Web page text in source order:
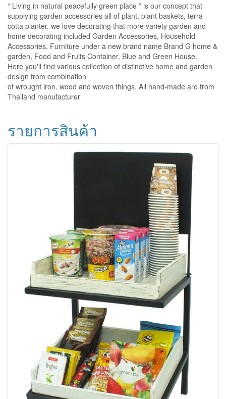
“ Living in natural peacefully green place ” is our concept that
supplying garden accessories all of plant, plant baskets, terra
cotta planter. we love decorating that more variety garden and
home decorating included Garden Accessories, Household
Accessories, Furniture under a new brand name Brand G home &
garden, Food and Fruits Container, Blue and Green House.
Here you'll find various collection of distinctive home and garden
design from combination
of wrought iron, wood and woven things. All hand-made are from
Thailand manufacturer
รายการสินค้า